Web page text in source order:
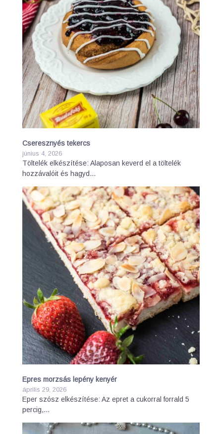
Cseresznyés tekercs
június 4, 2026
Töltelék elkészítése: Alaposan keverd el a töltelék
hozzávalóit és hagyd…
Epres morzsás lepény kenyér
április 29, 2026
Eper szósz elkészítése: Az epret a cukorral forrald 5
percig,…